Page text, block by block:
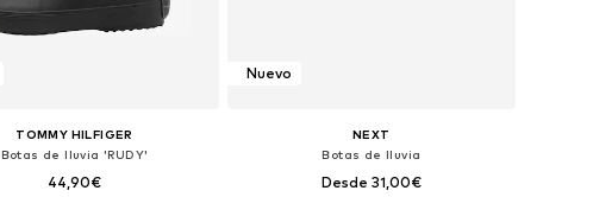
TOMMY HILFIGER
Botas de lluvia 'RUDY'
44,90€
Nuevo
NEXT
Botas de lluvia
Desde 31,00€